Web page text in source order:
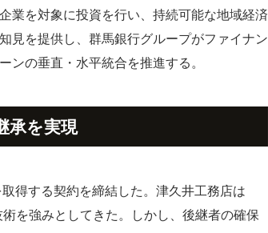
業を対象に投資を行い、持続可能な地域経済
見を提供し、群馬銀行グループがファイナン
ンの垂直・水平統合を推進する。
承を実現
得する契約を締結した。津久井工務店は
を強みとしてきた。しかし、後継者の確保